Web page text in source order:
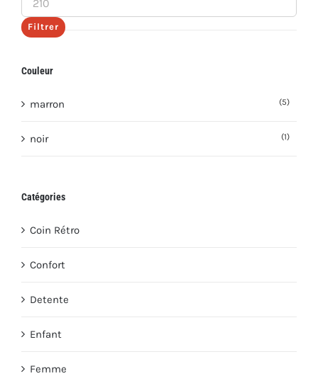
max
Filtrer
Couleur
marron (5)
noir (1)
Catégories
Coin Rétro
Confort
Detente
Enfant
Femme